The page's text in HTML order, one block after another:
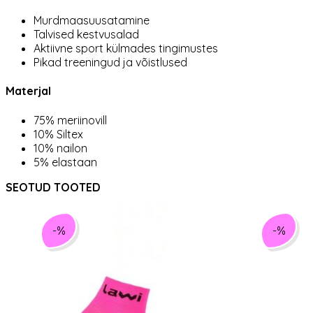
Murdmaasuusatamine
Talvised kestvusalad
Aktiivne sport külmades tingimustes
Pikad treeningud ja võistlused
Materjal
75% meriinovill
10% Siltex
10% nailon
5% elastaan
SEOTUD TOOTED
-% -%